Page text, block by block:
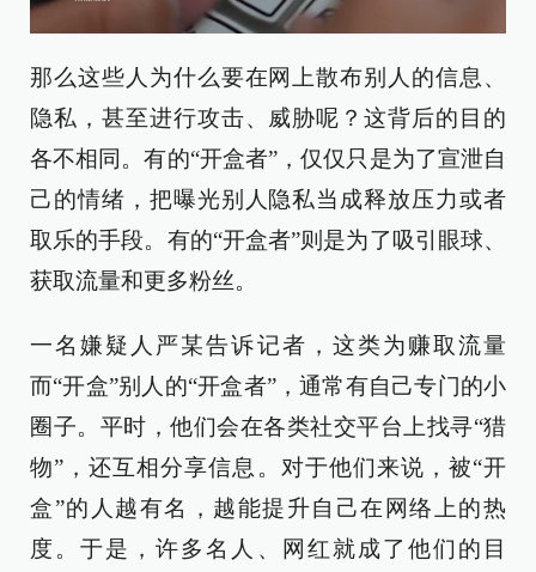
那么这些人为什么要在网上散布别人的信息、
隐私，甚至进行攻击、威胁呢？这背后的目的
各不相同。有的“开盒者”，仅仅只是为了宣泄自
己的情绪，把曝光别人隐私当成释放压力或者
取乐的手段。有的“开盒者”则是为了吸引眼球、
获取流量和更多粉丝。
一名嫌疑人严某告诉记者，这类为赚取流量
而“开盒”别人的“开盒者”，通常有自己专门的小
圈子。平时，他们会在各类社交平台上找寻“猎
物”，还互相分享信息。对于他们来说，被“开
盒”的人越有名，越能提升自己在网络上的热
度。于是，许多名人、网红就成了他们的目